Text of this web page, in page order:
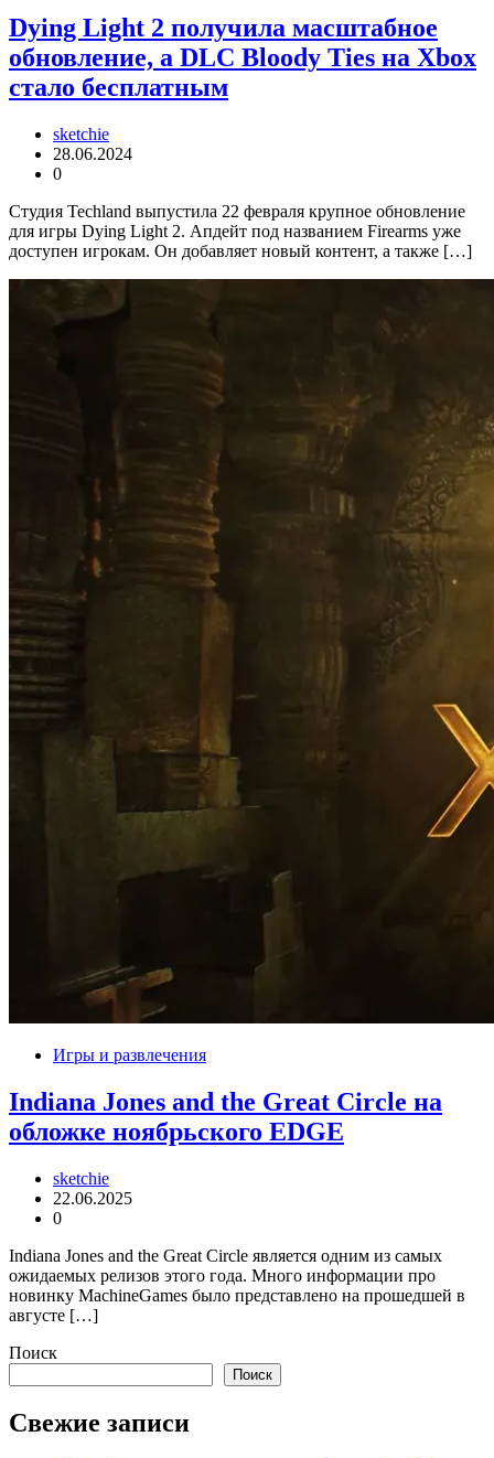
Dying Light 2 получила масштабное
обновление, а DLC Bloody Ties на Xbox
стало бесплатным
sketchie
28.06.2024
0
Студия Techland выпустила 22 февраля крупное обновление
для игры Dying Light 2. Апдейт под названием Firearms уже
доступен игрокам. Он добавляет новый контент, а также […]
Игры и развлечения
Indiana Jones and the Great Circle на
обложке ноябрьского EDGE
sketchie
22.06.2025
0
Indiana Jones and the Great Circle является одним из самых
ожидаемых релизов этого года. Много информации про
новинку MachineGames было представлено на прошедшей в
августе […]
Поиск
Поиск
Свежие записи